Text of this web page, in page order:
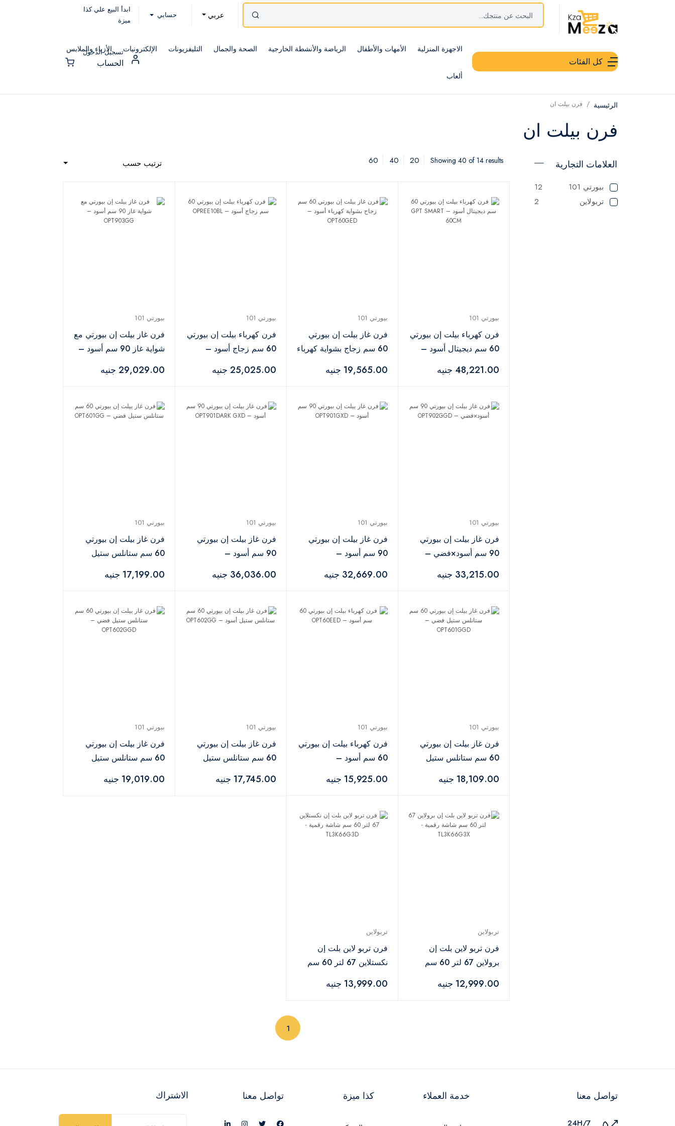
عربي حسابي
ابدأ البيع علي كذا
ميزة
كل الفئات
الاجهزة المنزلية الأمهات والأطفال الرياضة والأنشطة الخارجية الصحة والجمال التليفزيونات الإلكترونيات الأزياء والملابس
ألعاب
تسجيل الدخول
الحساب
الرئيسية فرن بيلت ان
فرن بيلت ان
العلامات التجارية
بيورتي 101
12
تربولاين
2
Showing 40 of 14 results
20
40
60 ترتيب حسب
بيورتي 101
فرن كهرباء بيلت إن بيورتي
60 سم ديجيتال أسود –
48,221.00 جنيه
بيورتي 101
فرن غاز بيلت إن بيورتي
60 سم زجاج بشواية كهرباء
19,565.00 جنيه
بيورتي 101
فرن كهرباء بيلت إن بيورتي
60 سم زجاج أسود –
25,025.00 جنيه
بيورتي 101
فرن غاز بيلت إن بيورتي مع
شواية غاز 90 سم أسود –
29,029.00 جنيه
بيورتي 101
فرن غاز بيلت إن بيورتي
90 سم أسود×فضي –
33,215.00 جنيه
بيورتي 101
فرن غاز بيلت إن بيورتي
90 سم أسود –
32,669.00 جنيه
بيورتي 101
فرن غاز بيلت إن بيورتي
90 سم أسود –
36,036.00 جنيه
بيورتي 101
فرن غاز بيلت إن بيورتي
60 سم ستانلس ستيل
17,199.00 جنيه
بيورتي 101
فرن غاز بيلت إن بيورتي
60 سم ستانلس ستيل
18,109.00 جنيه
بيورتي 101
فرن كهرباء بيلت إن بيورتي
60 سم أسود –
15,925.00 جنيه
بيورتي 101
فرن غاز بيلت إن بيورتي
60 سم ستانلس ستيل
17,745.00 جنيه
بيورتي 101
فرن غاز بيلت إن بيورتي
60 سم ستانلس ستيل
19,019.00 جنيه
تربولاين
فرن تربو لاين بلت إن
برولاين 67 لتر 60 سم
TL3K66G3X
12,999.00 جنيه
تربولاين
فرن تربو لاين بلت إن
نكستلاين 67 لتر 60 سم
TL3K66G3D
13,999.00 جنيه
1
تواصل معنا
24H/7
خدمة العملاء كذا ميزة تواصل معنا الاشتراك